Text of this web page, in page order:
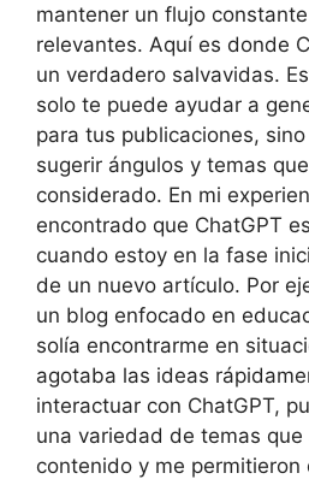
mantener un flujo
relevantes. Aquí es donde
un verdadero salvavidas.
solo te puede ayudar a
para tus publicaciones,
sugerir ángulos y temas
considerado. En mi
encontrado que ChatGPT
cuando estoy en la fase
de un nuevo artículo. Por
un blog enfocado en
solía encontrarme en
agotaba las ideas
interactuar con ChatGPT,
una variedad de temas que
contenido y me permitieron